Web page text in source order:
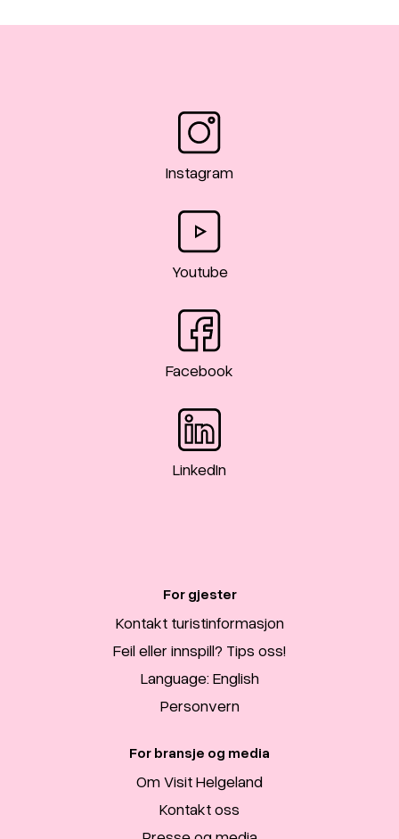
Instagram
Youtube
Facebook
LinkedIn
For gjester
Kontakt turistinformasjon
Feil eller innspill? Tips oss!
Language: English
Personvern
For bransje og media
Om Visit Helgeland
Kontakt oss